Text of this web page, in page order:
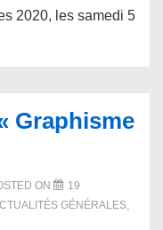
2020, les samedi 5
Graphisme
ON
19
GÉNÉRALES,